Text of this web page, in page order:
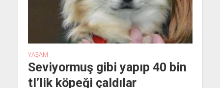
YAŞAM
Seviyormuş gibi yapıp 40 bin
tl’lik köpeği çaldılar